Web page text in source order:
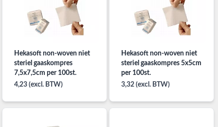
Hekasoft non-woven niet
steriel gaaskompres
7,5x7,5cm per 100st.
4,23 (excl. BTW)
Hekasoft non-woven niet
steriel gaaskompres 5x5cm
per 100st.
3,32 (excl. BTW)